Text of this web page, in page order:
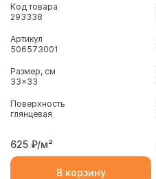
Код товара
293338
Артикул
506573001
Размер, см
33x33
Поверхность
глянцевая
625 ₽/м²
В корзину